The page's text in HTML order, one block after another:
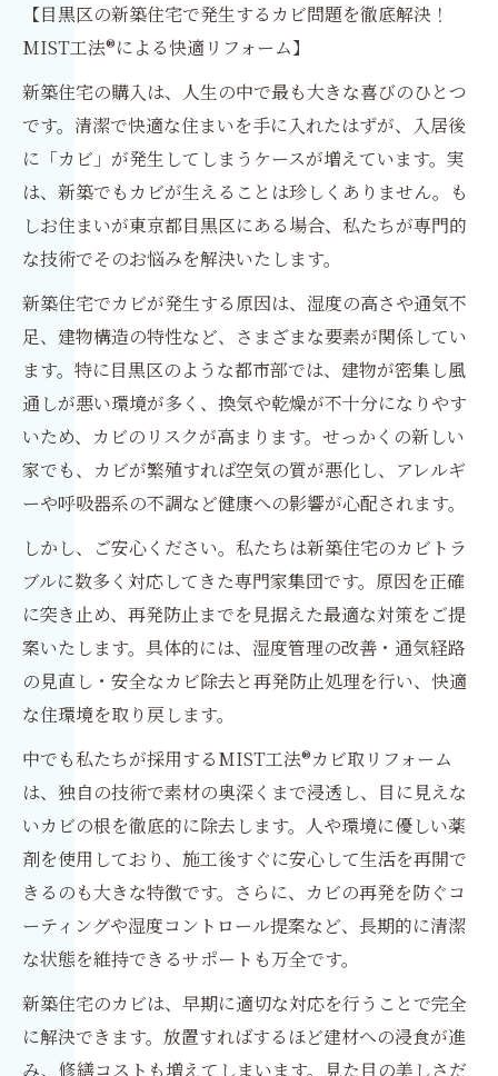
【目黒区の新築住宅で発生するカビ問題を徹底解決！
MIST工法®による快適リフォーム】
新築住宅の購入は、人生の中で最も大きな喜びのひとつ
です。清潔で快適な住まいを手に入れたはずが、入居後
に「カビ」が発生してしまうケースが増えています。実
は、新築でもカビが生えることは珍しくありません。も
しお住まいが東京都目黒区にある場合、私たちが専門的
な技術でそのお悩みを解決いたします。
新築住宅でカビが発生する原因は、湿度の高さや通気不
足、建物構造の特性など、さまざまな要素が関係してい
ます。特に目黒区のような都市部では、建物が密集し風
通しが悪い環境が多く、換気や乾燥が不十分になりやす
いため、カビのリスクが高まります。せっかくの新しい
家でも、カビが繁殖すれば空気の質が悪化し、アレルギ
ーや呼吸器系の不調など健康への影響が心配されます。
しかし、ご安心ください。私たちは新築住宅のカビトラ
ブルに数多く対応してきた専門家集団です。原因を正確
に突き止め、再発防止までを見据えた最適な対策をご提
案いたします。具体的には、湿度管理の改善・通気経路
の見直し・安全なカビ除去と再発防止処理を行い、快適
な住環境を取り戻します。
中でも私たちが採用するMIST工法®カビ取リフォーム
は、独自の技術で素材の奥深くまで浸透し、目に見えな
いカビの根を徹底的に除去します。人や環境に優しい薬
剤を使用しており、施工後すぐに安心して生活を再開で
きるのも大きな特徴です。さらに、カビの再発を防ぐコ
ーティングや湿度コントロール提案など、長期的に清潔
な状態を維持できるサポートも万全です。
新築住宅のカビは、早期に適切な対応を行うことで完全
に解決できます。放置すればするほど建材への浸食が進
み、修繕コストも増えてしまいます。見た目の美しさだ